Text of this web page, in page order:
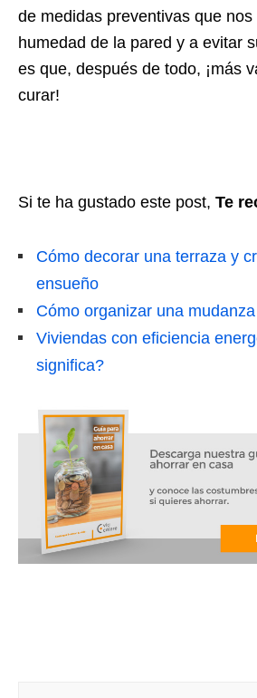
de medidas preventivas que
humedad de la pared y a evitar
es que, después de todo, ¡más
curar!
Si te ha gustado este post, Te
Cómo decorar una terraza y
ensueño
Cómo organizar una
Viviendas con eficiencia
significa?